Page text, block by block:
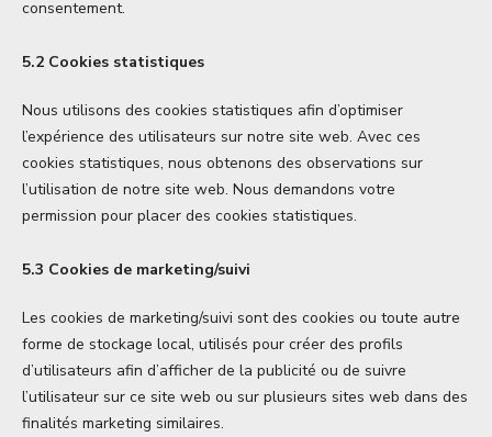
consentement.
5.2 Cookies statistiques
Nous utilisons des cookies statistiques afin d’optimiser
l’expérience des utilisateurs sur notre site web. Avec ces
cookies statistiques, nous obtenons des observations sur
l’utilisation de notre site web. Nous demandons votre
permission pour placer des cookies statistiques.
5.3 Cookies de marketing/suivi
Les cookies de marketing/suivi sont des cookies ou toute autre
forme de stockage local, utilisés pour créer des profils
d’utilisateurs afin d’afficher de la publicité ou de suivre
l’utilisateur sur ce site web ou sur plusieurs sites web dans des
finalités marketing similaires.